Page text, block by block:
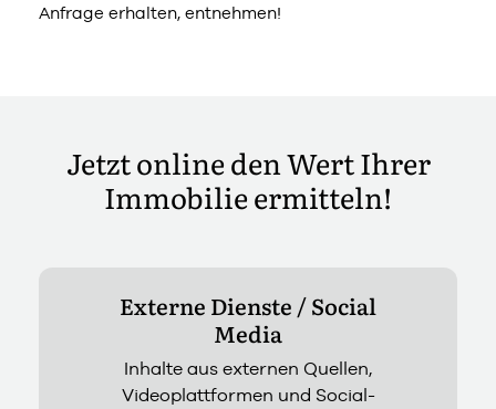
Anfrage erhalten, entnehmen!
Jetzt online den Wert Ihrer
Immobilie ermitteln!
Externe Dienste / Social
Media
Inhalte aus externen Quellen,
Videoplattformen und Social-